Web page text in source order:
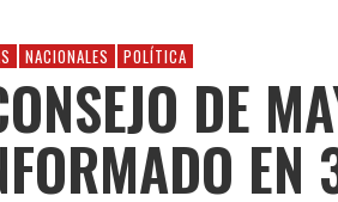
NACIONALES POLÍTICA
DE